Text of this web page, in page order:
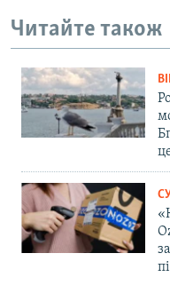
Читайте також